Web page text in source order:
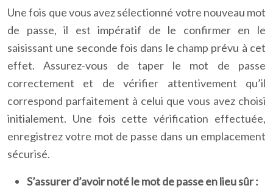
Une fois que vous avez sélectionné votre nouveau mot
de passe, il est impératif de le confirmer en le
saisissant une seconde fois dans le champ prévu à cet
effet. Assurez-vous de taper le mot de passe
correctement et de vérifier attentivement qu’il
correspond parfaitement à celui que vous avez choisi
initialement. Une fois cette vérification effectuée,
enregistrez votre mot de passe dans un emplacement
sécurisé.
S’assurer d’avoir noté le mot de passe en lieu sûr :